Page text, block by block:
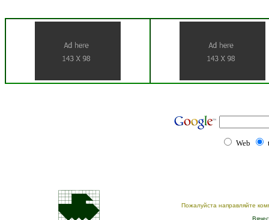
Web
Пожалуйста направляйте